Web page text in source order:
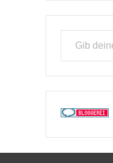
Gib deine E-Mail-Adresse ein ...